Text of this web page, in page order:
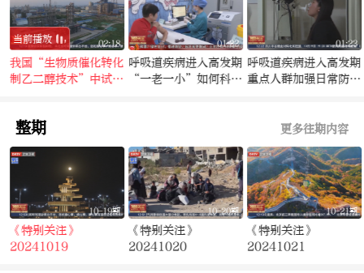
02:18
当前播放
我国“生物质催化转化
制乙二醇技术”中试成
01:22
呼吸道疾病进入高发期
“一老一小”如何科学
01:23
呼吸道疾病进入高发期
重点人群加强日常防护
整期 更多往期内容
10-19期
《特别关注》
20241019
10-20期
《特别关注》
20241020
10-21期
《特别关注》
20241021